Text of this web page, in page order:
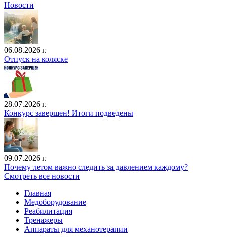
Новости
06.08.2026 г.
Отпуск на коляске
28.07.2026 г.
Конкурс завершен! Итоги подведены
09.07.2026 г.
Почему летом важно следить за давлением каждому?
Смотреть все новости
Главная
Медоборудование
Реабилитация
Тренажеры
Аппараты для механотерапии